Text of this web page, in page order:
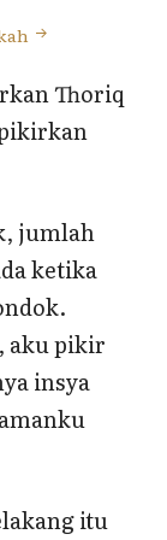
Thoriq
jumlah
ketika
aku pikir
insya
itu